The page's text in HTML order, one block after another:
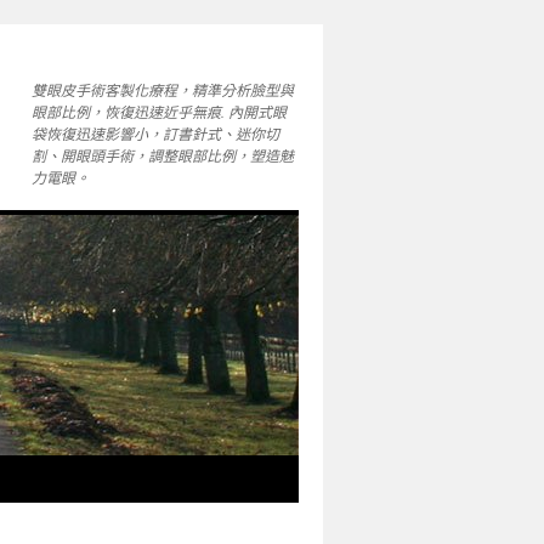
雙眼皮手術客製化療程，精準分析臉型與
眼部比例，恢復迅速近乎無痕. 內開式眼
袋恢復迅速影響小，訂書針式、迷你切
割、開眼頭手術，調整眼部比例，塑造魅
力電眼。